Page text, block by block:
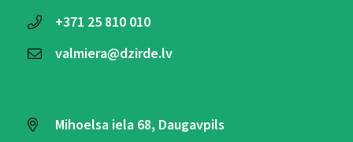
+371 25 810 010
valmiera@dzirde.lv
Mihoelsa iela 68, Daugavpils